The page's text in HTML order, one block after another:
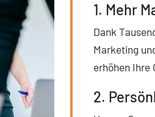
1. Mehr
Dank
Marketing
erhöhen Ihre
2.